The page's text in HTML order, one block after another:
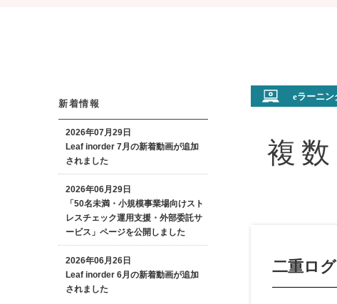
複
二重ロ
新着情報
2026年07月29日
Leaf inorder 7月の新着動画が追加
されました
2026年06月29日
「50名未満・小規模事業場向けスト
レスチェック運用支援・外部委託サ
ービス」ページを公開しました
2026年06月26日
Leaf inorder 6月の新着動画が追加
されました